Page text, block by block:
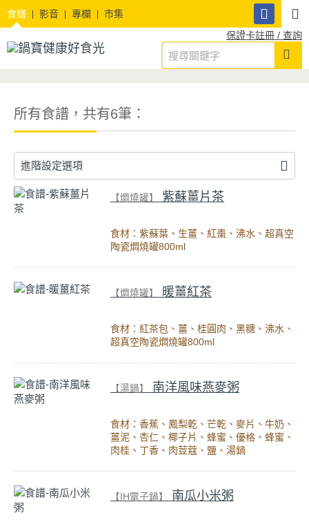
食譜 影音 專欄
市集
保證卡註冊 / 查詢
所有食譜，共有6筆：
進階設定選項
【燜燒罐】 紫蘇薑片茶
食材：紫蘇葉、生薑、紅棗、沸水、超真空
陶瓷燜燒罐800ml
【燜燒罐】 暖薑紅茶
食材：紅茶包、薑、桂圓肉、黑糖、沸水、
超真空陶瓷燜燒罐800ml
【湯鍋】 南洋風味燕麥粥
食材：香蕉、鳳梨乾、芒乾、麥片、牛奶、
薑泥、杏仁、椰子片、蜂蜜、優格、蜂蜜、
肉桂、丁香、肉荳蔻、鹽、湯鍋
【IH電子鍋】 南瓜小米粥